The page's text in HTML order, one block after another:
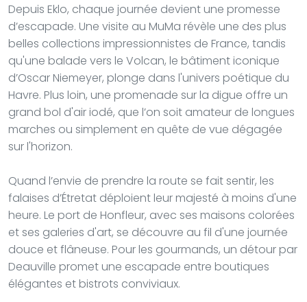
Depuis Eklo, chaque journée devient une promesse
d’escapade. Une visite au MuMa révèle une des plus
belles collections impressionnistes de France, tandis
qu'une balade vers le Volcan, le bâtiment iconique
d’Oscar Niemeyer, plonge dans l'univers poétique du
Havre. Plus loin, une promenade sur la digue offre un
grand bol d'air iodé, que l’on soit amateur de longues
marches ou simplement en quête de vue dégagée
sur l'horizon.
Quand l’envie de prendre la route se fait sentir, les
falaises d’Étretat déploient leur majesté à moins d'une
heure. Le port de Honfleur, avec ses maisons colorées
et ses galeries d'art, se découvre au fil d'une journée
douce et flâneuse. Pour les gourmands, un détour par
Deauville promet une escapade entre boutiques
élégantes et bistrots conviviaux.